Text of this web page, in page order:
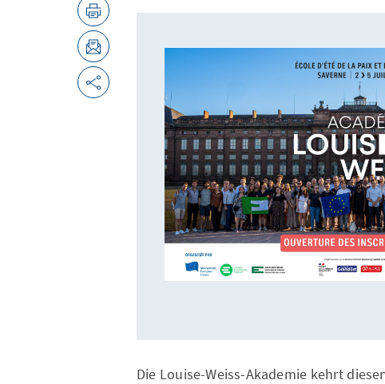
Die Louise-Weiss-Akademie kehrt